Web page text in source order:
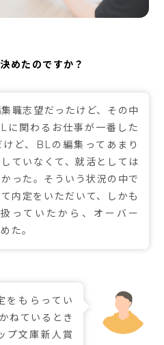
めたのですか？
職志望だったけど、その中
に関わるお仕事が一番した
ど、BLの編集ってあまり
ていなくて、就活としては
った。そういう状況の中で
内定をいただいて、しかも
っていたから、オーバー
た。
をもらってい
ねているとき
プ文庫新人賞